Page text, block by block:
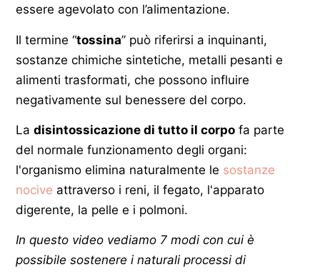
essere agevolato con l’alimentazione.
Il termine “tossina” può riferirsi a inquinanti,
sostanze chimiche sintetiche, metalli pesanti e
alimenti trasformati, che possono influire
negativamente sul benessere del corpo.
La disintossicazione di tutto il corpo fa parte
del normale funzionamento degli organi:
l'organismo elimina naturalmente le sostanze
nocive attraverso i reni, il fegato, l'apparato
digerente, la pelle e i polmoni.
In questo video vediamo 7 modi con cui è
possibile sostenere i naturali processi di